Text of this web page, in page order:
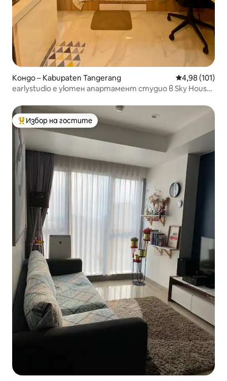
Кондо – Kabupaten Tangerang Средна
4,98 (101)
earlystudio е уютен апартамент студио в Sky House
Най-популярен избор на гостите
Избор на гостите